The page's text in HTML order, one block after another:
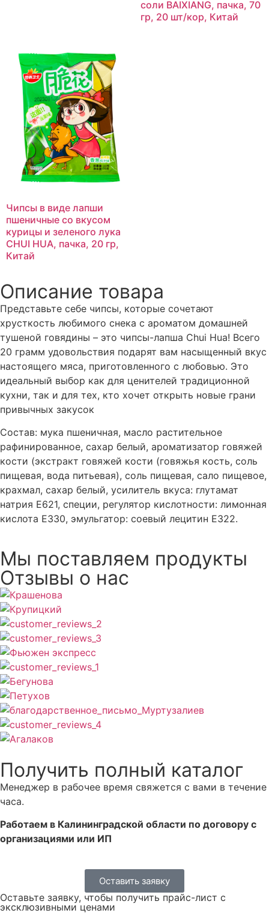
соли BAIXIANG, пачка, 70
гр, 20 шт/кор, Китай
Чипсы в виде лапши
пшеничные со вкусом
курицы и зеленого лука
CHUI HUA, пачка, 20 гр,
Китай
Описание товара
Представьте себе чипсы, которые сочетают
хрусткость любимого снека с ароматом домашней
тушеной говядины – это чипсы-лапша Chui Hua! Всего
20 грамм удовольствия подарят вам насыщенный вкус
настоящего мяса, приготовленного с любовью. Это
идеальный выбор как для ценителей традиционной
кухни, так и для тех, кто хочет открыть новые грани
привычных закусок
Cостав: мука пшеничная, масло растительное
рафинированное, сахар белый, ароматизатор говяжей
кости (экстракт говяжей кости (говяжья кость, соль
пищевая, вода питьевая), соль пищевая, сало пищевое,
крахмал, сахар белый, усилитель вкуса: глутамат
натрия Е621, специи, регулятор кислотности: лимонная
кислота Е330, эмульгатор: соевый лецитин Е322.
Мы поставляем продукты
Отзывы о нас
Получить полный каталог
Менеджер в рабочее время свяжется с вами в течение
часа.
Работаем в Калининградской области по договору с
организациями или ИП
Оставить заявку
Оставьте заявку, чтобы получить прайс-лист с
эксклюзивными ценами